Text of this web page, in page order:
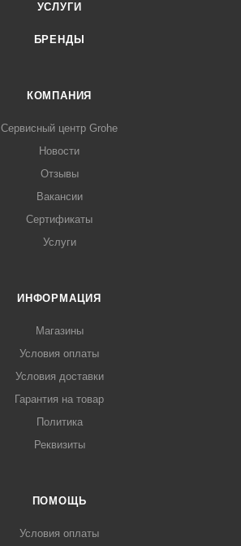
УСЛУГИ
БРЕНДЫ
КОМПАНИЯ
Сервисный центр Grohe
Новости
Отзывы
Вакансии
Сертификаты
Услуги
ИНФОРМАЦИЯ
Магазины
Условия оплаты
Условия доставки
Гарантия на товар
Политика
Реквизиты
ПОМОЩЬ
Условия оплаты